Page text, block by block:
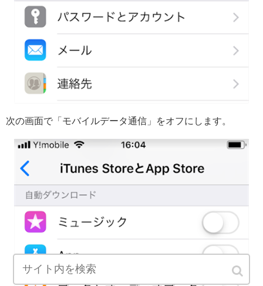
次の画面で「モバイルデータ通信」をオフにします。